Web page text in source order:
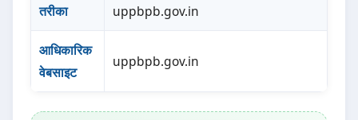
तरीका
uppbpb.gov.in
आधिकारिक
वेबसाइट
uppbpb.gov.in